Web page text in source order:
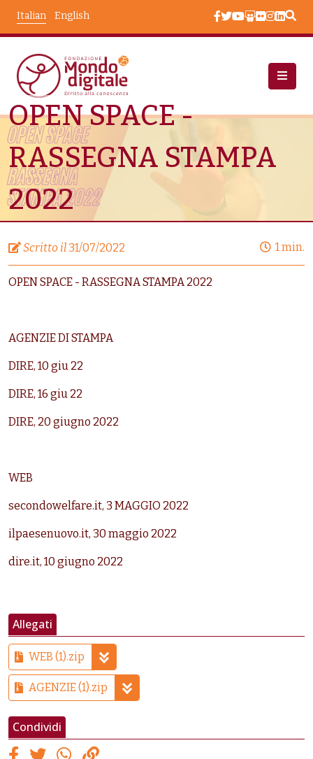
English
Italian
Area Stampa
OPEN SPACE - RASSEGNA STAMPA 2022
OPEN SPACE -
RASSEGNA STAMPA
2022
Scritto il 31/07/2022 1 min.
OPEN SPACE - RASSEGNA STAMPA 2022
AGENZIE DI STAMPA
DIRE, 10 giu 22
DIRE, 16 giu 22
DIRE, 20 giugno 2022
WEB
secondowelfare.it, 3 MAGGIO 2022
ilpaesenuovo.it, 30 maggio 2022
dire.it, 10 giugno 2022
Allegati
WEB (1).zip
AGENZIE (1).zip
Condividi